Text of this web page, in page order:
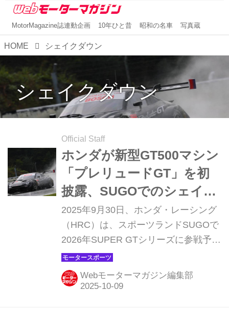
MotorMagazine誌連動企画 10年ひと昔 昭和の名車 写真蔵
HOME シェイクダウン
シェイクダウン
Official Staff
ホンダが新型GT500マシン
「プレリュードGT」を初
披露、SUGOでのシェイク
ダウンも公開
2025年9月30日、ホンダ・レーシング
（HRC）は、スポーツランドSUGOで
2026年SUPER GTシリーズに参戦予定
の新型GT500マシンのプロトタイプを
初公開し、翌10月1日にはスポーツラ
ンドSUGO本コースでシェイクダウン
Webモーターマガジン編集部